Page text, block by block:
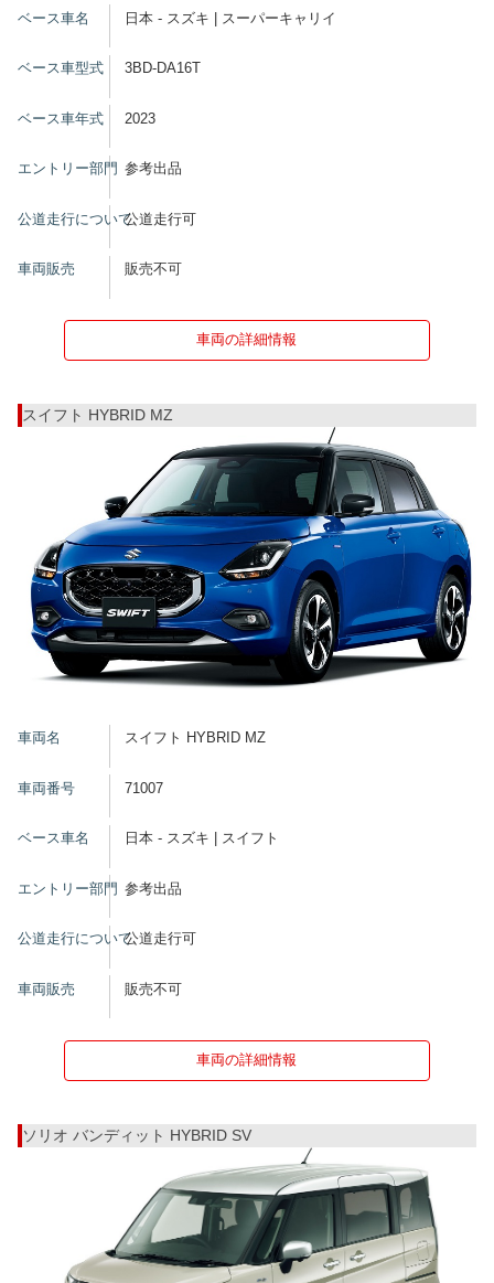
ベース車名 日本 - スズキ | スーパーキャリイ
ベース車型式 3BD-DA16T
ベース車年式 2023
エントリー部門 参考出品
公道走行について公道走行可
車両販売 販売不可
車両の詳細情報
スイフト HYBRID MZ
車両名 スイフト HYBRID MZ
車両番号 71007
ベース車名 日本 - スズキ | スイフト
エントリー部門 参考出品
公道走行について公道走行可
車両販売 販売不可
車両の詳細情報
ソリオ バンディット HYBRID SV